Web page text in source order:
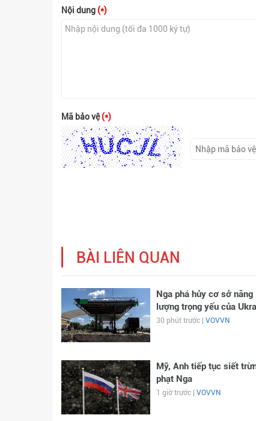
Nội dung (*)
Mã bảo vệ(*)
BÀI LIÊN QUAN
Nga phá hủy cơ sở năng
lượng trọng yếu của
30 phút trước | VOVVN
Mỹ, Anh tiếp tục siết
phạt Nga
1 giờ trước | VOVVN